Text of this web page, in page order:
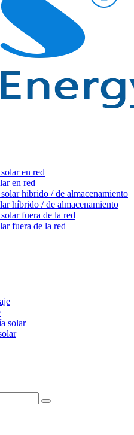
en red
híbrido / de almacenamiento
fuera de la red